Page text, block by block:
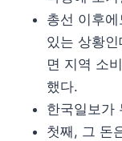
총선 이후
있는 상황
면 지역 소
했다.
한국일보가
첫째, 그 돈